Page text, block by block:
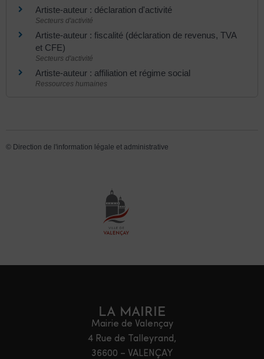
Artiste-auteur : déclaration d'activité
Secteurs d'activité
Artiste-auteur : fiscalité (déclaration de revenus, TVA
et CFE)
Secteurs d'activité
Artiste-auteur : affiliation et régime social
Ressources humaines
© Direction de l'information légale et administrative
LA MAIRIE
Mairie de Valençay
4 Rue de Talleyrand,
36600 – VALENÇAY